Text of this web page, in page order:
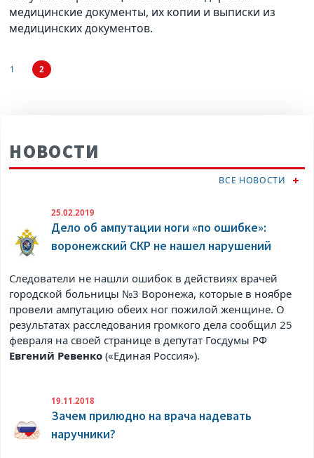
медицинские документы, их копии и выписки из
медицинских документов.
1 2
НОВОСТИ
ВСЕ НОВОСТИ
25.02.2019
Дело об ампутации ноги «по ошибке»:
воронежский СКР не нашел нарушений
Следователи не нашли ошибок в действиях врачей
городской больницы №3 Воронежа, которые в ноябре
провели ампутацию обеих ног пожилой женщине. О
результатах расследования громкого дела сообщил 25
февраля на своей странице в депутат Госдумы РФ
Евгений Ревенко(«Единая Россия»).
19.11.2018
Зачем прилюдно на врача надевать
наручники?